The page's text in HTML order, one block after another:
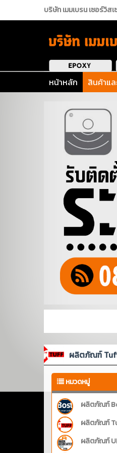
บริษัท เมมเบรน เซอร์วิส
หน้าหลัก สินค้าแล
ผลิตภัณฑ์
หมวดหมู่
ผลิตภัณฑ์
ผลิตภัณฑ์
ผลิตภัณฑ์